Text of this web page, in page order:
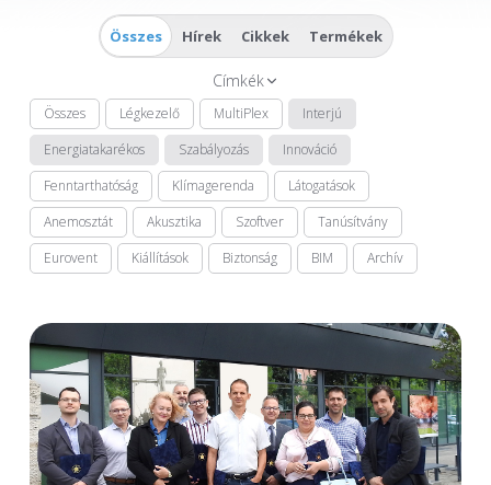
Összes Hírek Cikkek Termékek
Címkék
Összes Légkezelő MultiPlex
Interjú
Energiatakarékos
Szabályozás
Innováció
Fenntarthatóság
Klímagerenda
Látogatások
Anemosztát
Akusztika Szoftver
Tanúsítvány
Eurovent
Kiállítások Biztonság BIM Archív